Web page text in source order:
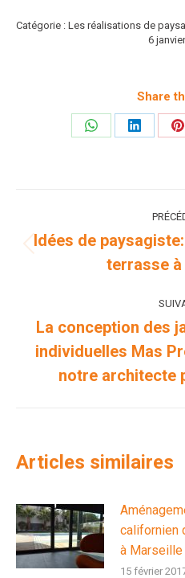
Catégorie : Les réalisations de
6
Share
PartagerPartager
article
Idées de paysagiste:
terrasse
La conception des
individuelles Mas
notre architecte
Articles similaires
californien
à
15 février